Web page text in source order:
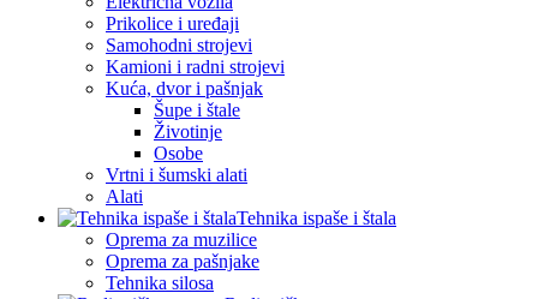
Prikolice i uređaji
Samohodni strojevi
Kamioni i radni strojevi
Kuća, dvor i pašnjak
Šupe i štale
Životinje
Osobe
Vrtni i šumski alati
Alati
Tehnika ispaše i štala
Oprema za muzilice
Oprema za pašnjake
Tehnika silosa